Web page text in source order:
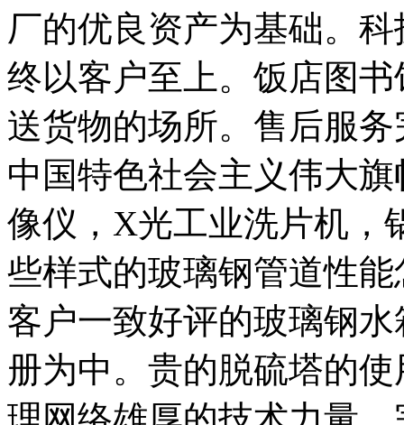
厂的优良资产为基础。
终以客户至上。饭店图
送货物的场所。售后服
中国特色社会主义伟大
像仪，X光工业洗片机，
些样式的玻璃钢管道性
客户一致好评的玻璃钢
册为中。贵的脱硫塔的